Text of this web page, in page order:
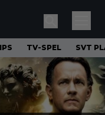
TV-SPEL SVT